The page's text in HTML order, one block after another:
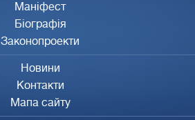
Маніфест
Біографія
Законопроекти
Новини
Контакти
Мапа сайту